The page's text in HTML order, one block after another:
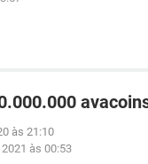
às 21:10
às 00:53